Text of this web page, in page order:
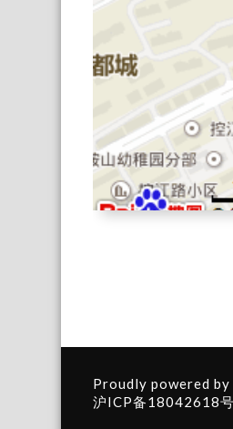
Proudly powered by
沪ICP备18042618